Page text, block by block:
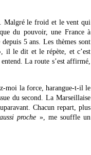
Malgré le froid et le vent qui
du pouvoir, une France à
5 ans. Les thèmes sont
il le dit et le répète, et c’est
La route s’est affirmé,
moi la force, harangue-t-il le
du second. La Marseillaise
Chacun repart, plus
proche », me souffle un